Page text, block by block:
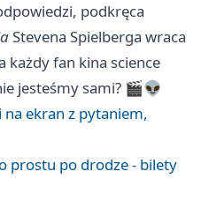
podkręca
Stevena Spielberga wraca
każdy fan kina science
jesteśmy sami? 🎬👽
na ekran z pytaniem,
prostu po drodze - bilety